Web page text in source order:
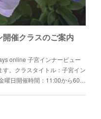
催クラスのご案内
online 子宮インナービュー
。クラスタイトル：子宮イン
曜日開催時間：11:00から60…